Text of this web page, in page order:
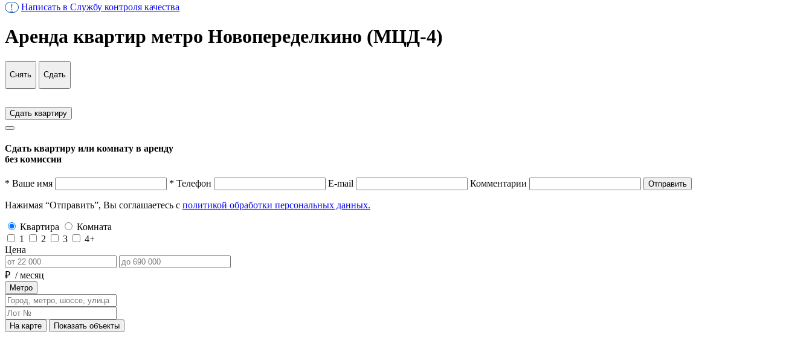
! Написать в Службу контроля качества
Аренда квартир метро Новопеределкино (МЦД-4)
Снять Сдать
Сдать квартиру
Сдать квартиру или комнату в аренду
без комиссии
* Ваше имя * Телефон E-mail Комментарии Отправить
Нажимая “Отправить”, Вы соглашаетесь с политикой обработки персональных данных.
Квартира
Комната
1
2 3
4+
Цена
₽ / месяц
Метро
На карте Показать объекты